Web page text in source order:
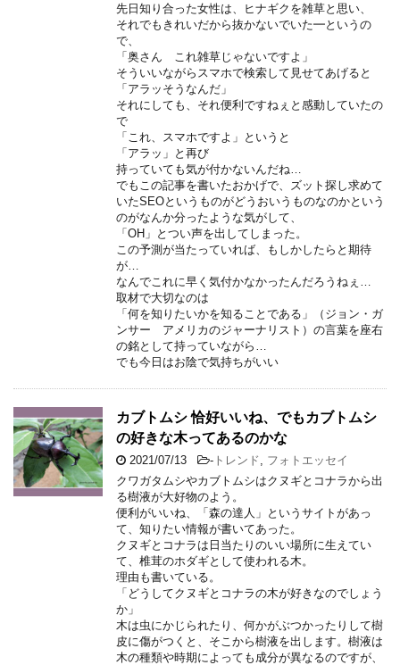
先日知り合った女性は、ヒナギクを雑草と思い、
それでもきれいだから抜かないでいた━というの
で、
「奥さん これ雑草じゃないですよ」
そういいながらスマホで検索して見せてあげると
「アラッそうなんだ」
それにしても、それ便利ですねぇと感動していたの
で
「これ、スマホですよ」というと
「アラッ」と再び
持っていても気が付かないんだね…
でもこの記事を書いたおかげで、ズット探し求めて
いたSEOというものがどうおいうものなのかという
のがなんか分ったような気がして、
「OH」とつい声を出してしまった。
この予測が当たっていれば、もしかしたらと期待
が…
なんでこれに早く気付かなかったんだろうねぇ…
取材で大切なのは
「何を知りたいかを知ることである」（ジョン・ガ
ンサー アメリカのジャーナリスト）の言葉を座右
の銘として持っていながら…
でも今日はお陰で気持ちがいい
カブトムシ 恰好いいね、でもカブトムシ
の好きな木ってあるのかな
2021/07/13 - トレンド
フォトエッセイ
クワガタムシやカブトムシはクヌギとコナラから出
る樹液が大好物のよう。
便利がいいね、「森の達人」というサイトがあっ
て、知りたい情報が書いてあった。
クヌギとコナラは日当たりのいい場所に生えてい
て、椎茸のホダギとして使われる木。
理由も書いている。
「どうしてクヌギとコナラの木が好きなのでしょう
か」
木は虫にかじられたり、何かがぶつかったりして樹
皮に傷がつくと、そこから樹液を出します。樹液は
木の種類や時期によっても成分が異なるのですが、